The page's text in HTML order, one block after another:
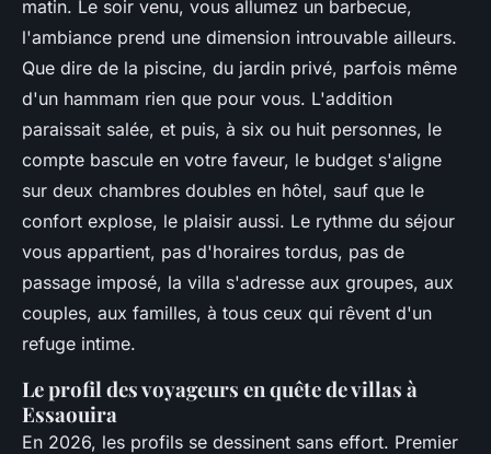
matin. Le soir venu, vous allumez un barbecue,
l'ambiance prend une dimension introuvable ailleurs.
Que dire de la piscine, du jardin privé, parfois même
d'un hammam rien que pour vous. L'addition
paraissait salée, et puis, à six ou huit personnes, le
compte bascule en votre faveur, le budget s'aligne
sur deux chambres doubles en hôtel, sauf que le
confort explose, le plaisir aussi. Le rythme du séjour
vous appartient, pas d'horaires tordus, pas de
passage imposé, la villa s'adresse aux groupes, aux
couples, aux familles, à tous ceux qui rêvent d'un
refuge intime.
Le profil des voyageurs en quête de villas à
Essaouira
En 2026, les profils se dessinent sans effort. Premier